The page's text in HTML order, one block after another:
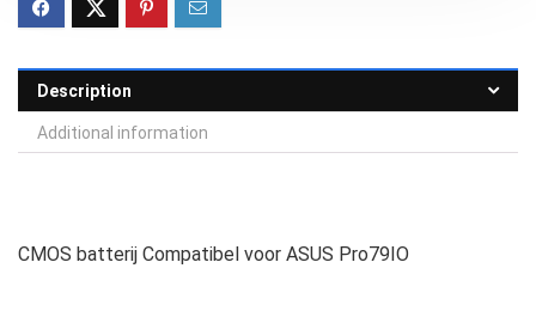
Description
Additional information
CMOS batterij Compatibel voor ASUS Pro79IO